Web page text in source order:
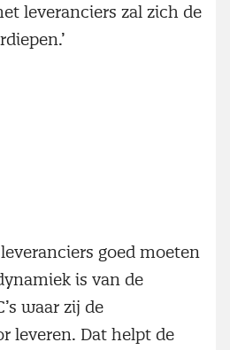
leveranciers zal zich de
goed moeten
is van de
waar zij de
leveren. Dat helpt de